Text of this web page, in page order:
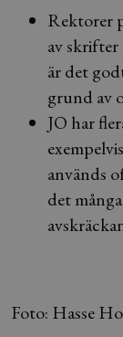
Rektorer
av
är det
grund av
JO har
används
det
Foto: Hasse